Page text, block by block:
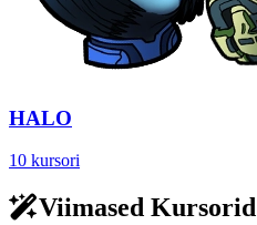
HALO
10 kursori
Viimased Kursorid